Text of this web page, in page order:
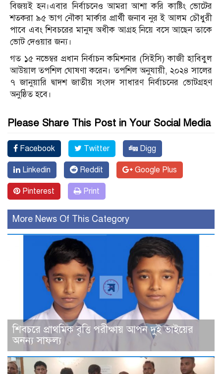
বিজয়ই হন।এবার নির্বাচনেও আমরা আশা করি কাষ্টিং ভোটের
শতকরা ৯৫ ভাগ নৌকা মার্কার প্রার্থী জনাব নুর ই আলম চৌধুরী
পাবে এবং শিবচরের মানুষ অধীক আগ্রহ নিয়ে বসে আছেন তাকে
ভোট দেওয়ার জন্য।
গত ১৫ নভেম্বর প্রধান নির্বাচন কমিশনার (সিইসি) কাজী হাবিবুল
আউয়াল তপশিল ঘোষণা করেন। তপশিল অনুযায়ী, ২০২৪ সালের
৭ জানুয়ারি দ্বাদশ জাতীয় সংসদ সাধারণ নির্বাচনের ভোটগ্রহণ
অনুষ্ঠিত হবে।
Please Share This Post in Your Social Media
Facebook Twitter Digg
Linkedin Reddit Google Plus
Pinterest Print
More News Of This Category
শিবচরে প্রাথমিক বৃত্তি পরীক্ষায় আপন দুই ভাইয়ের
অনন্য সাফল্য